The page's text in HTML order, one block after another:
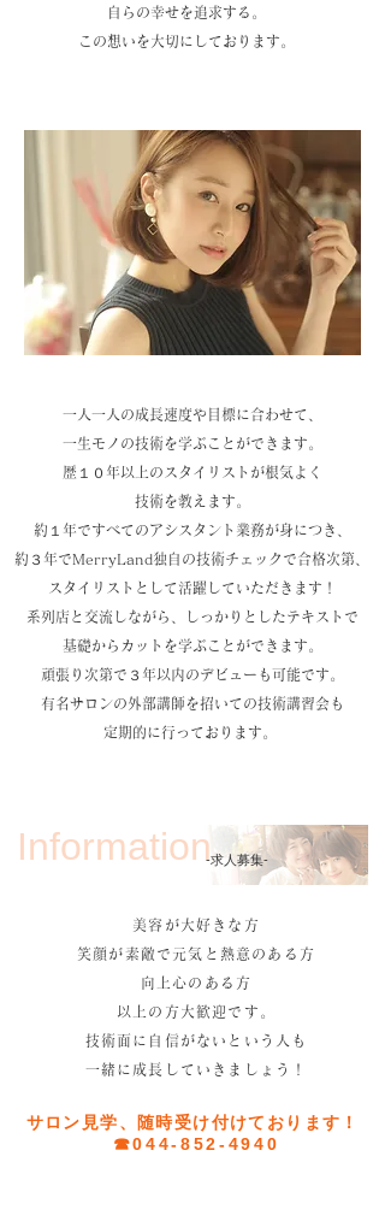
自らの幸せを追求する。
この想いを大切にしております。
一人一人の成長速度や目標に合わせて、
一生モノの技術を学ぶことができます。
歴１０年以上のスタイリストが根気よく
技術を教えます。
約１年ですべてのアシスタント業務が身につき、
約３年でMerryLand独自の技術チェックで合格次第、
スタイリストとして活躍していただきます！
系列店と交流しながら、しっかりとしたテキストで
基礎からカットを学ぶことができます。
頑張り次第で３年以内のデビューも可能です。
有名サロンの外部講師を招いての技術講習会も
定期的に行っております。
-求人募集-
Information
美容が大好きな方
笑顔が素敵で元気と熱意のある方
向上心のある方
以上の方大歓迎です。
技術面に自信がないという人も
一緒に成長していきましょう！
サロン見学、随時受け付けております！
☎︎044-852-4940